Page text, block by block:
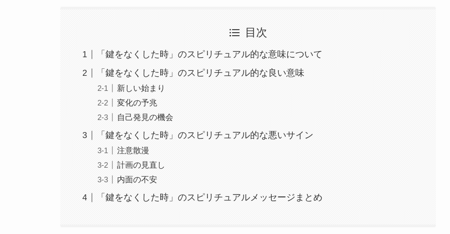
目次
「鍵をなくした時」のスピリチュアル的な意味について
「鍵をなくした時」のスピリチュアル的な良い意味
新しい始まり
変化の予兆
自己発見の機会
「鍵をなくした時」のスピリチュアル的な悪いサイン
注意散漫
計画の見直し
内面の不安
「鍵をなくした時」のスピリチュアルメッセージまとめ